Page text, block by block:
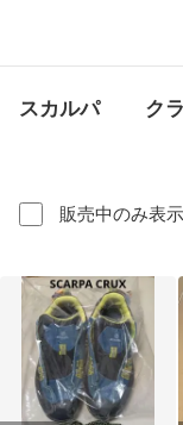
スカルパ クラ
販売中のみ表示